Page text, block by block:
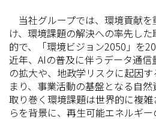
当社グループでは、環境貢献
け、環境課題の解決への率先し
的で、「環境ビジョン2050」を
近年、AIの普及に伴うデータ通
の拡大や、地政学リスクに起因
まり、事業活動の基盤となる自
取り巻く環境課題は世界的に複
らを背景に、再生可能エネルギ